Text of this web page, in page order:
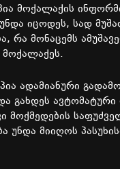
მოქალაქის
უნდა იცოდეს, სად
, რა მონაცემს
მოქალაქეს.
ადამიანური
გახდეს ავტომატური
მოქმედების
უნდა მიიღოს